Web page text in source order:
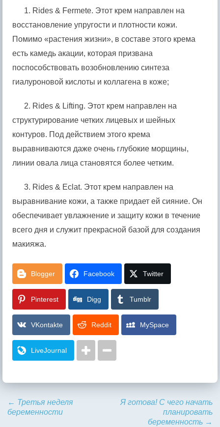
1. Rides & Fermete. Этот крем направлен на
восстановление упругости и плотности кожи.
Помимо «растения жизни», в составе этого крема
есть камедь акации, которая призвана
поспособствовать возобновлению синтеза
гиалуроновой кислоты и коллагена в коже;
2. Rides & Lifting. Этот крем направлен на
структурирование четких лицевых и шейных
контуров. Под действием этого крема
выравниваются даже очень глубокие морщины,
линии овала лица становятся более четким.
3. Rides & Eclat. Этот крем направлен на
выравнивание кожи, а также придает ей сияние. Он
обеспечивает увлажнение и защиту кожи в течение
всего дня и служит прекрасной базой для создания
макияжа.
Blogger Facebook Twitter
Pinterest Digg Tumblr
VKontakte Reddit MySpace
LiveJournal
← Третья неделя
беременности
Я готова! С чего начать
планировать
беременность →